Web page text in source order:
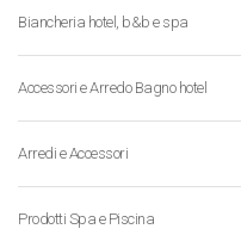
Biancheria hotel, b&b e spa
Accessori e Arredo Bagno hotel
Arredi e Accessori
Prodotti Spa e Piscina